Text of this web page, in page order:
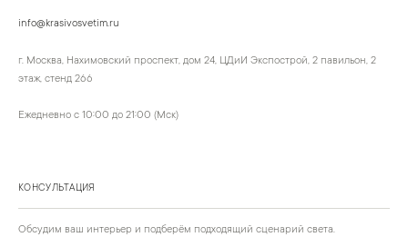
info@krasivosvetim.ru
г. Москва, Нахимовский проспект, дом 24, ЦДиИ Экспострой, 2 павильон, 2
этаж, стенд 266
Ежедневно с 10:00 до 21:00 (Мск)
КОНСУЛЬТАЦИЯ
Обсудим ваш интерьер и подберём подходящий сценарий света.